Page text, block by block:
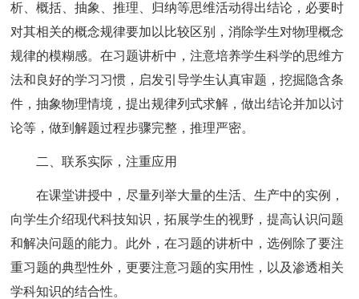
析、概括、抽象、推理、归纳等思维活动得出结论，必要时
对其相关的概念规律要加以比较区别，消除学生对物理概念
规律的模糊感。在习题讲析中，注意培养学生科学的思维方
法和良好的学习习惯，启发引导学生认真审题，挖掘隐含条
件，抽象物理情境，提出规律列式求解，做出结论并加以讨
论等，做到解题过程步骤完整，推理严密。
二、联系实际，注重应用
在课堂讲授中，尽量列举大量的生活、生产中的实例，
向学生介绍现代科技知识，拓展学生的视野，提高认识问题
和解决问题的能力。此外，在习题的讲析中，选例除了要注
重习题的典型性外，更要注意习题的实用性，以及渗透相关
学科知识的结合性。